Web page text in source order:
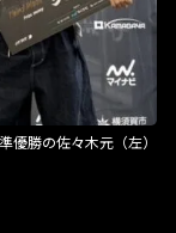
優勝の佐々木元（左）